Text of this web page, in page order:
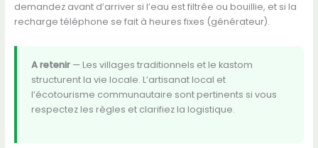
demandez avant d’arriver si l’eau est filtrée ou bouillie, et si la
recharge téléphone se fait à heures fixes (générateur).
A retenir— Les villages traditionnels et le kastom
structurent la vie locale. L’artisanat local et
l’écotourisme communautaire sont pertinents si vous
respectez les règles et clarifiez la logistique.